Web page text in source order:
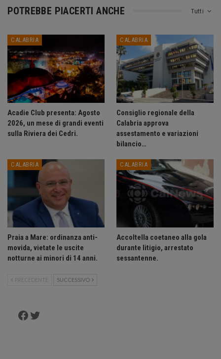
Tutti
POTREBBE PIACERTI ANCHE
CALABRIA
Acadie Club presenta: Agosto
2026, un mese di grandi eventi
sulla Riviera dei Cedri.
CALABRIA
Consiglio regionale della
Calabria approva
assestamento e variazioni
bilancio…
CALABRIA
Praia a Mare: ordinanza anti-
movida, vietate le uscite
notturne ai minori di 14 anni.
CALABRIA
Accoltella coetaneo alla gola
durante litigio, arrestato
sessantenne.
PRECEDENTE SUCCESSIVO
Facebook
Twitter